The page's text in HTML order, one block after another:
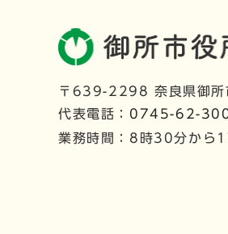
〒639-2298 奈良県御所
代表電話： 0745-62-
業務時間：8時30分から